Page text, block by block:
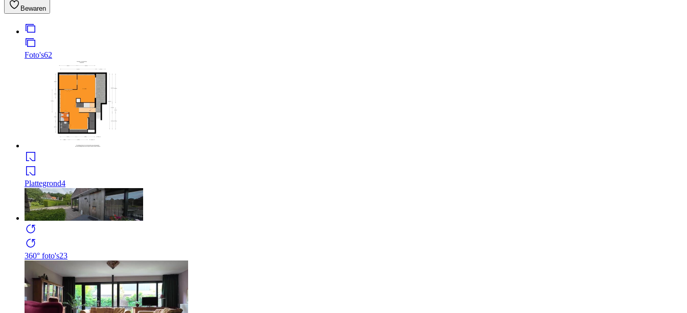
Bewaren
Foto's62
Plattegrond4
360° foto's23